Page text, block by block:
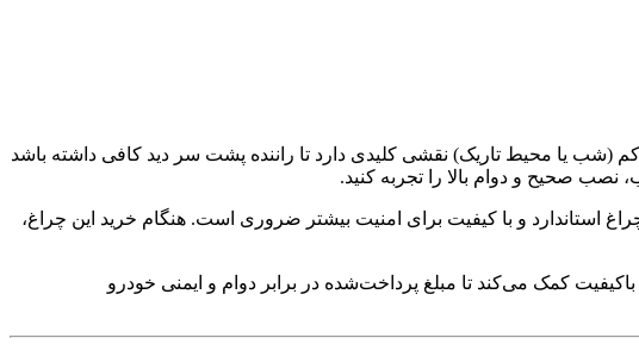
(شب یا محیط تاریک) نقشی کلیدی دارد تا راننده پشت سر دید کافی داشته باشد
صحیح و دوام بالا را تجربه کنید.
و با کیفیت برای امنیت بیشتر ضروری است. هنگام خرید این چراغ،
کمک می‌کند تا مبلغ پرداخت‌شده در برابر دوام و ایمنی خودرو